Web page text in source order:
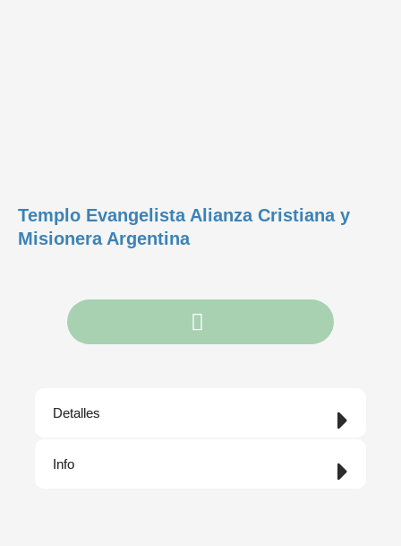
Templo Evangelista Alianza Cristiana y
Misionera Argentina
Detalles
Info